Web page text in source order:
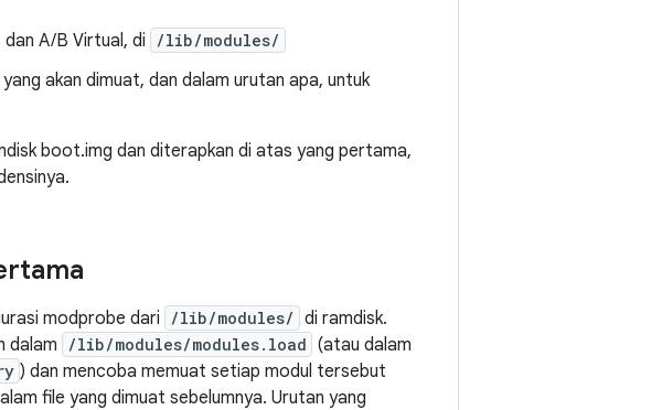
A/B Virtual, di
/lib/modules/
akan dimuat, dan dalam urutan apa, untuk
boot.img dan diterapkan di atas yang pertama,
modprobe dari /lib/modules/ di ramdisk.
dalam
/lib/modules/modules.load (atau dalam
) dan mencoba memuat setiap modul tersebut
file yang dimuat sebelumnya. Urutan yang